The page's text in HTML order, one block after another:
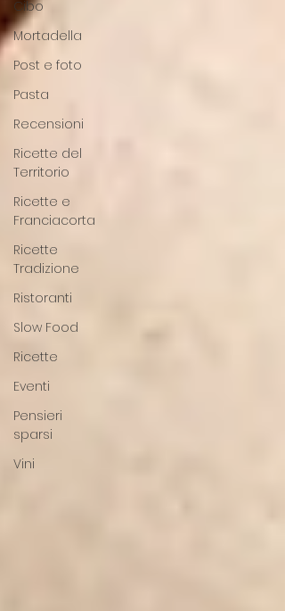
Cibo
Mortadella
Post e foto
Pasta
Recensioni
Ricette del
Territorio
Ricette e
Franciacorta
Ricette
Tradizione
Ristoranti
Slow Food
Ricette
Eventi
Pensieri
sparsi
Vini